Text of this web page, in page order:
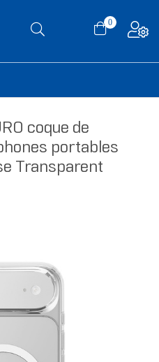
0
coque de
portables
Transparent